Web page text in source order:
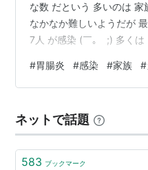
な数 だという 多いのは 家
なかなか難しいようだが
7人 が感染 (￣｡￣;) 多くは
貝類になる おいしい季節
うことか･･･ 調理方法で
いずれにしても この季節
#胃腸炎 #感染 #家族 #
ネットで話題
583 ブックマーク